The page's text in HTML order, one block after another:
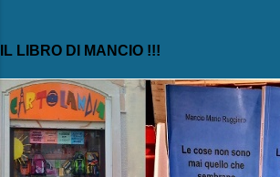
IL LIBRO DI MANCIO !!!